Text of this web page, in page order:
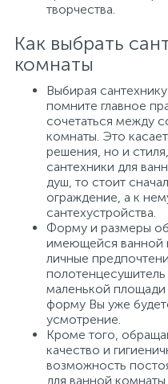
творчества.
Как выбрать
комнаты
Выбирая
помните главное
сочетаться между
комнаты. Это
решения, но и
сантехники для
душ, то стоит
ограждение, а к
сантехустройства.
Форму и размеры
имеющейся ванной
личные
маленькой
форму Вы уже
усмотрение.
Кроме того,
качество и
возможность
для ванной